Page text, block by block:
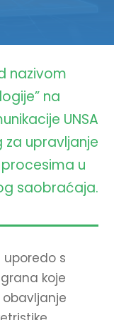
nazivom
na
UNSA
upravljanje
u
saobraćaja.
s
koje